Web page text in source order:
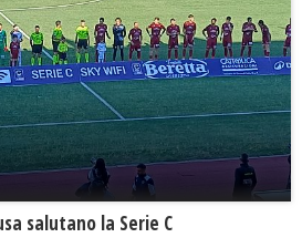
salutano la Serie C